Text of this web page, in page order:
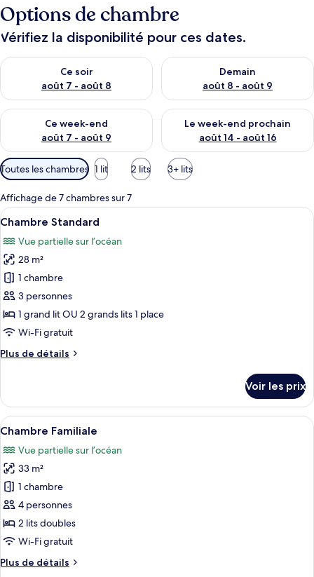
Options de chambre
Vérifiez la disponibilité pour ces dates.
Ce soir
août 7 - août 8
Vérifier la disponibilité pour ce soir août 7 - août 8
Demain
août 8 - août 9
Vérifier la disponibilité pour
Ce week-end
août 7 - août 9
Vérifier la disponibilité pour ce week-end août 7 - août 9
Le week-end prochain
août 14 - août 16
Vérifier la disponibilité pour
Filtres
disponibles
pour
les
chambres
Toutes les chambres 1 lit 2 lits 3+ lits
Affichage de 7 chambres sur 7
Afficher
toutes
les
photos
pour
ce
type
de
chambre :
Chambre
Une chambre d’hôtel avec deux lits,
3
Chambre Standard
Vue partielle sur l’océan
28 m²
1 chambre
3 personnes
1 grand lit OU 2 grands lits 1 place
Wi-Fi gratuit
Plus de détails
Plus
le
type
de
Chambre
Standard
Voir les prix
Afficher
toutes
les
photos
pour
ce
type
de
chambre :
Chambre
Une chambre d’hôtel avec deux
5
Chambre Familiale
Vue partielle sur l’océan
33 m²
1 chambre
4 personnes
2 lits doubles
Wi-Fi gratuit
Plus de détails
Plus